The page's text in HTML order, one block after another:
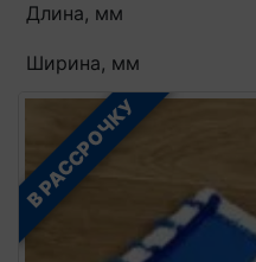
Длина, мм
Ширина, мм
В РАССРОЧКУ